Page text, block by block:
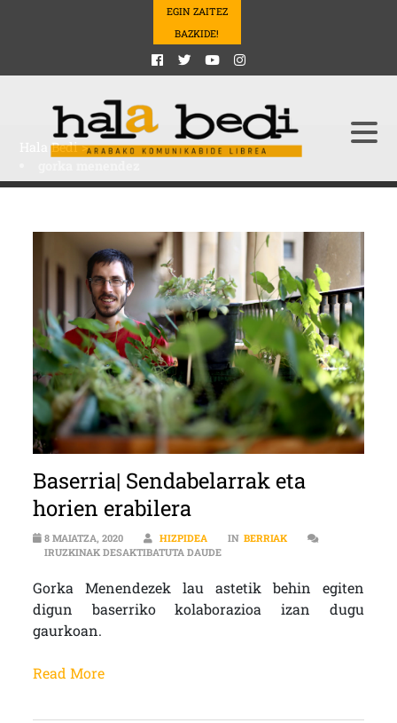
EGIN ZAITEZ
BAZKIDE!
Hala Bedi>
Baserria| Sendabelarrak eta
horien erabilera
8 MAIATZA, 2020 HIZPIDEA IN BERRIAK
IRUZKINAK DESAKTIBATUTA DAUDEBASERRIA| SENDABELARRAK ETA
Gorka Menendezek lau astetik behin egiten
digun baserriko kolaborazioa izan dugu
gaurkoan.
Read More